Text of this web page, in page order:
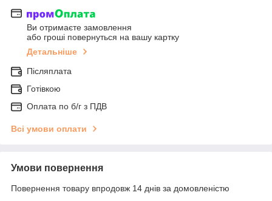
Ви отримаєте замовлення
або гроші повернуться на вашу картку
Детальніше
Післяплата
Готівкою
Оплата по б/г з ПДВ
Всі умови оплати
Умови повернення
Повернення товару впродовж 14 днів за домовленістю